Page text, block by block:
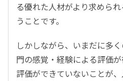
る優れた人材がより求めら
うことです。
しかしながら、いまだに多
門の感覚・経験による評価
評価ができていないことが